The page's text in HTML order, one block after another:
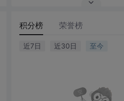
积分榜 荣誉榜
近7日 近30日 至今